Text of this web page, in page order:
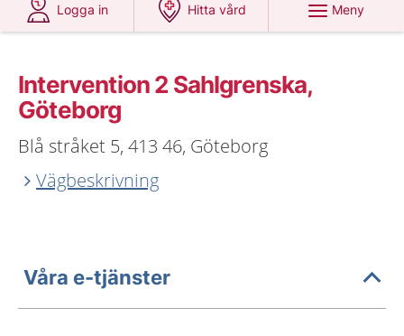
Logga in
Hitta vård
Meny
Intervention 2 Sahlgrenska,
Göteborg
Blå stråket 5, 413 46, Göteborg
Vägbeskrivning
Våra e-tjänster